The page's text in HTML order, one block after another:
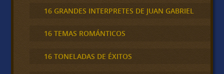
16 GRANDES INTERPRETES DE JUAN GABRIEL
16 TEMAS ROMÁNTICOS
16 TONELADAS DE ÉXITOS